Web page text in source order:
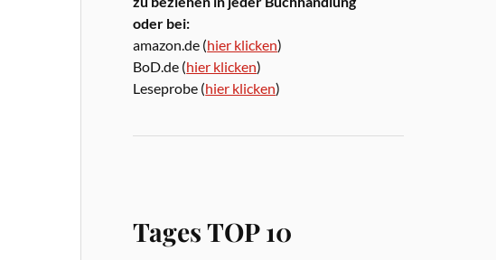
oder bei:
amazon.de (hier klicken)
BoD.de (hier klicken)
Leseprobe (hier klicken)
Tages TOP 10